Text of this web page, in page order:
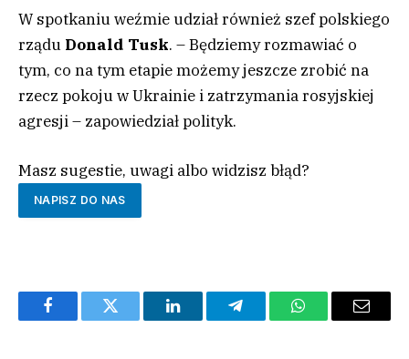
W spotkaniu weźmie udział również szef polskiego
rządu Donald Tusk. – Będziemy rozmawiać o
tym, co na tym etapie możemy jeszcze zrobić na
rzecz pokoju w Ukrainie i zatrzymania rosyjskiej
agresji – zapowiedział polityk.
Masz sugestie, uwagi albo widzisz błąd?
NAPISZ DO NAS
FacebookTwitter LinkedInTelegramWhatsAppEmail